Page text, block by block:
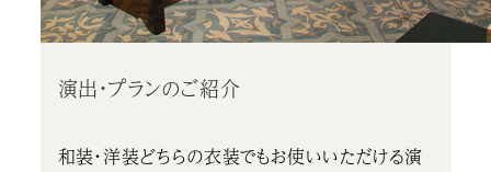
演出・プランのご紹介
和装・洋装どちらの衣装でもお使いいただける演